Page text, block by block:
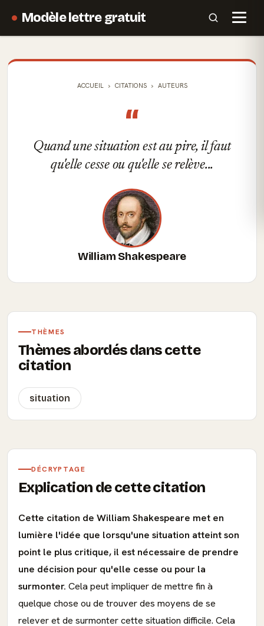
Modèle lettre gratuit
ACCUEIL CITATIONS AUTEURS
“
Quand une situation est au pire, il faut
qu'elle cesse ou qu'elle se relève...
William Shakespeare
THÈMES
Thèmes abordés dans cette
citation
situation
DÉCRYPTAGE
Explication de cette citation
Cette citation de William Shakespeare met en
lumière l'idée que lorsqu'une situation atteint son
point le plus critique, il est nécessaire de prendre
une décision pour qu'elle cesse ou pour la
surmonter. Cela peut impliquer de mettre fin à
quelque chose ou de trouver des moyens de se
relever et de surmonter cette situation difficile. Cela